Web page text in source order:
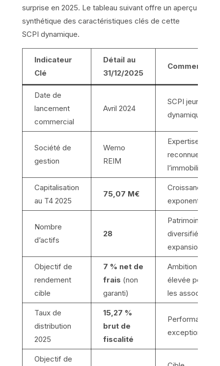
surprise en 2025. Le tableau suivant offre un aperçu
synthétique des caractéristiques clés de cette
SCPI dynamique.
Indicateur
Clé
Détail au
31/12/2025
Commentaire
Date de
lancement
commercial
Avril 2024
SCPI jeune et
dynamique
Société de
gestion
Wemo
REIM
Expertise
reconnue dans
l’immobilier
Capitalisation
au T4 2025
75,07 M€
Croissance
exponentielle
Nombre
d’actifs
28
Patrimoine
diversifié et en
expansion
Objectif de
rendement
cible
7 % net de
frais (non
garanti)
Ambition
élevée pour
les associés
Taux de
distribution
2025
15,27 %
brut de
fiscalité
Performance
exceptionnelle
Objectif de